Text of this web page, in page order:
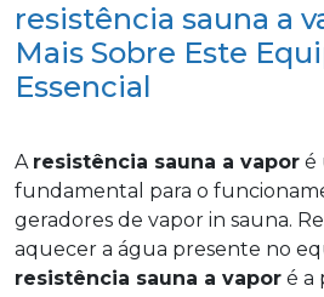
resistência sauna a
Mais Sobre Este
Essencial
A resistência sauna a vapor é
fundamental para o
geradores de vapor in sauna.
aquecer a água presente no
resistência sauna a vapor é a